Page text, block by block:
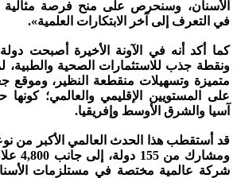
الأسنان، وسنحرص على منح فرصة مثالية
في التعرف إلى آخر الابتكارات العلمية».
كما أكد أنه في الآونة الأخيرة أصبحت
ونقطة جذب للاستثمارات الصحية والطبية،
متميزة وتسهيلات منقطعة النظير، وموقع
على المستويين الإقليمي والعالمي؛
آسيا والشرق الأوسط وإفريقيا.